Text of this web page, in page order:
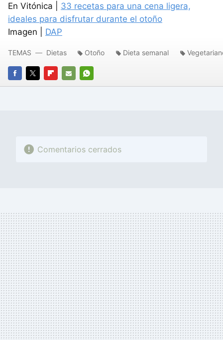
En Vitónica | 33 recetas para una cena ligera,
ideales para disfrutar durante el otoño
Imagen | DAP
FACEBOOK
TWITTERFLIPBOARD
E-
WHATSAPP
TEMAS Dietas Otoño Dieta semanal
Comentarios cerrados